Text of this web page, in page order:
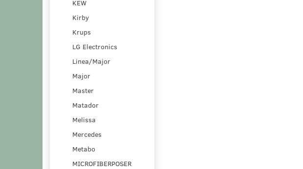
KEW
Kirby
Krups
LG Electronics
Linea/Major
Major
Master
Matador
Melissa
Mercedes
Metabo
MICROFIBERPOSER